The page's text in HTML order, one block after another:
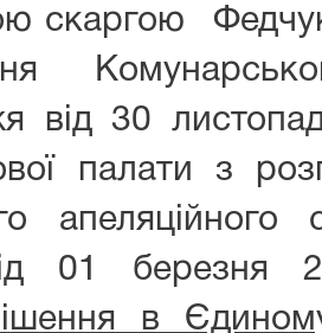
скаргою
від 30
палати з
01 березня
в